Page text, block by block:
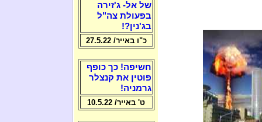
של אל- ג'זירה
בפעולת צה"ל
בג'נין?!
כ"ו באייר/ 27.5.22
חשיפה! כך כופף
פוטין את קנצלר
גרמניה!
ט' באייר/ 10.5.22